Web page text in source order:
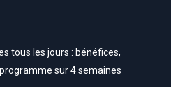
tous les jours : bénéfices,
sur 4 semaines